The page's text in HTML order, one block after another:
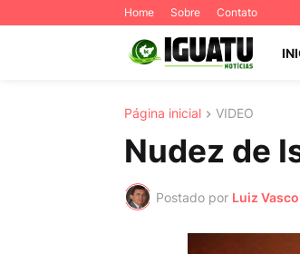
Home Sobre Contato
Página inicial VIDEO
Nudez de
Postado por Luiz